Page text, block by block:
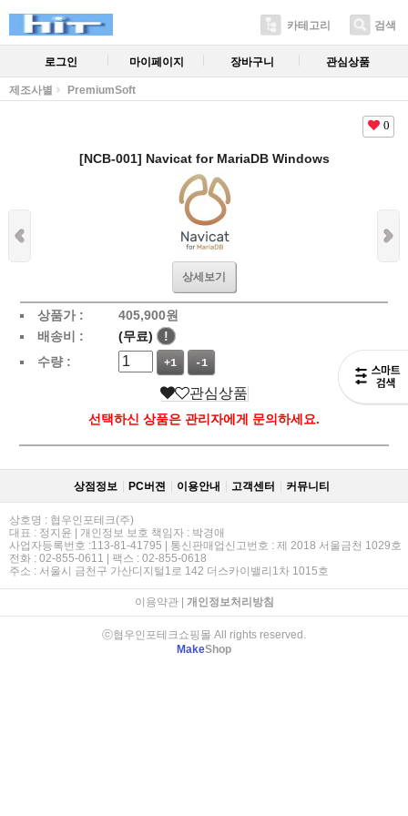
카테고리 검색
로그인 마이페이지 장바구니 관심상품
제조사별 PremiumSoft
0
[NCB-001] Navicat for MariaDB Windows
상세보기
상품가 : 405,900원
배송비 :
(무료)
!
수량 :
+1 -1
관심상품
선택하신 상품은 관리자에게 문의하세요.
상점정보 PC버젼 이용안내 고객센터 커뮤니티
상호명 : 협우인포테크(주)
대표 : 정지윤 | 개인정보 보호 책임자 : 박경애
사업자등록번호 :113-81-41795 | 통신판매업신고번호 : 제 2018 서울금천 1029호
전화 : 02-855-0611 | 팩스 : 02-855-0618
주소 : 서울시 금천구 가산디지털1로 142 더스카이밸리1차 1015호
이용약관| 개인정보처리방침
ⓒ협우인포테크쇼핑몰 All rights reserved.
MakeShop